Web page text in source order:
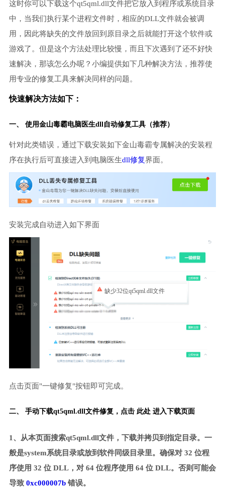
这时你可以下载这个qt5qml.dll文件把它放入到程序或系统目录
中，当我们执行某个进程文件时，相应的DLL文件就会被调
用，因此将缺失的文件放回到原目录之后就能打开这个软件或
游戏了。但是这个方法处理比较慢，而且下次遇到了还不好快
速解决，那该怎么办呢？小编提供如下几种解决方法，推荐使
用专业的修复工具来解决同样的问题。
快速解决方法如下：
一、 使用金山毒霸电脑医生dll自动修复工具（推荐）
针对此类错误，通过下载安装如下金山毒霸专属解决的安装程
序在执行后可直接进入到电脑医生dll修复界面。
安装完成自动进入如下界面
缺少32位qt5qml.dll文件
点击页面"一键修复"按钮即可完成。
二、 手动下载qt5qml.dll文件修复， 点击 此处 进入下载页面
1、从本页面搜索qt5qml.dll文件，下载并拷贝到指定目录。一
般是system系统目录或放到软件同级目录里。确保对 32 位程
序使用 32 位 DLL，对 64 位程序使用 64 位 DLL。否则可能会
导致 0xc000007b错误。